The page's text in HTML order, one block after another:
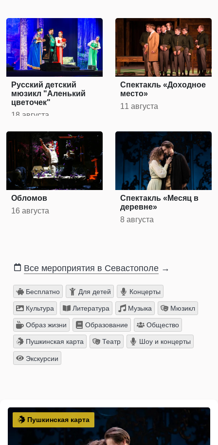
Русский детский
мюзикл "Аленький
цветочек"
18 августа
Спектакль «Доходное
место»
11 августа
Обломов
16 августа
Спектакль «Месяц в
деревне»
8 августа
Все мероприятия в Севастополе →
Бесплатно Для детей Концерты
Культура Литература Музыка Мюзикл
Образ жизни Образование Общество
Пушкинская карта Театр Шоу и концерты
Экскурсии
Пушкинская карта